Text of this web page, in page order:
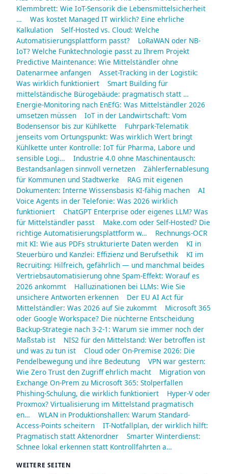
Klemmbrett: Wie IoT-Sensorik die Lebensmittelsicherheit
…
Was kostet Managed IT wirklich? Eine ehrliche
Kalkulation
Self-Hosted vs. Cloud: Welche
Automatisierungsplattform passt?
LoRaWAN oder NB-
IoT? Welche Funktechnologie passt zu Ihrem Projekt
Predictive Maintenance: Wie Mittelständler ohne
Datenarmee anfangen
Asset-Tracking in der Logistik:
Was wirklich funktioniert
Smart Building für
mittelständische Bürogebäude: pragmatisch statt …
Energie-Monitoring nach EnEfG: Was Mittelständler 2026
umsetzen müssen
IoT in der Landwirtschaft: Vom
Bodensensor bis zur Kühlkette
Fuhrpark-Telematik
jenseits vom Ortungspunkt: Was wirklich Wert bringt
Kühlkette unter Kontrolle: IoT für Pharma, Labore und
sensible Logi…
Industrie 4.0 ohne Maschinentausch:
Bestandsanlagen sinnvoll vernetzen
Zählerfernablesung
für Kommunen und Stadtwerke
RAG mit eigenen
Dokumenten: Interne Wissensbasis KI-fähig machen
AI
Voice Agents in der Telefonie: Was 2026 wirklich
funktioniert
ChatGPT Enterprise oder eigenes LLM? Was
für Mittelständler passt
Make.com oder Self-Hosted? Die
richtige Automatisierungsplattform w…
Rechnungs-OCR
mit KI: Wie aus PDFs strukturierte Daten werden
KI in
Steuerbüro und Kanzlei: Effizienz und Berufsethik
KI im
Recruiting: Hilfreich, gefährlich — und manchmal beides
Vertriebsautomatisierung ohne Spam-Effekt: Worauf es
2026 ankommt
Halluzinationen bei LLMs: Wie Sie
unsichere Antworten erkennen
Der EU AI Act für
Mittelständler: Was 2026 auf Sie zukommt
Microsoft 365
oder Google Workspace? Die nüchterne Entscheidung
Backup-Strategie nach 3-2-1: Warum sie immer noch der
Maßstab ist
NIS2 für den Mittelstand: Wer betroffen ist
und was zu tun ist
Cloud oder On-Premise 2026: Die
Pendelbewegung und ihre Bedeutung
VPN war gestern:
Wie Zero Trust den Zugriff ehrlich macht
Migration von
Exchange On-Prem zu Microsoft 365: Stolperfallen
Phishing-Schulung, die wirklich funktioniert
Hyper-V oder
Proxmox? Virtualisierung im Mittelstand pragmatisch
en…
WLAN in Produktionshallen: Warum Standard-
Access-Points scheitern
IT-Notfallplan, der wirklich hilft:
Pragmatisch statt Aktenordner
Smarter Winterdienst:
Schnee lokal erkennen statt Kontrollfahrten a…
WEITERE SEITEN